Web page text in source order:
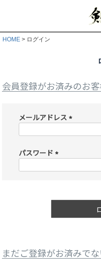
HOME ログイン
会員登録がお済みのお
メールアドレス
)
パスワード
)
まだご登録がお済みで